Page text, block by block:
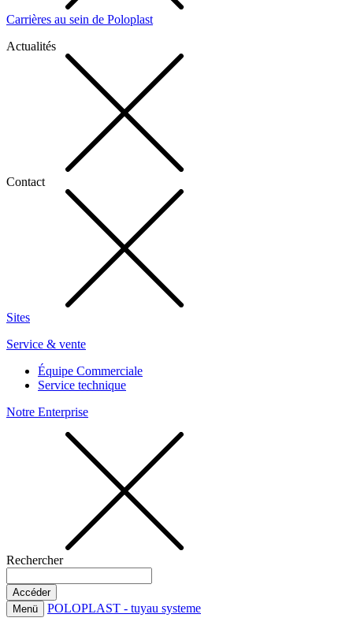
Carrières au sein de Poloplast
Actualités
Contact
Sites
Service & vente
Équipe Commerciale
Service technique
Notre Enterprise
Rechercher
Menü POLOPLAST - tuyau systeme